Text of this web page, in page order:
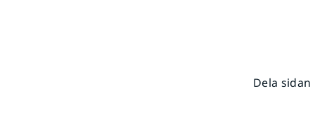
Dela sidan